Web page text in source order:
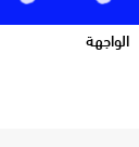
الواجهة